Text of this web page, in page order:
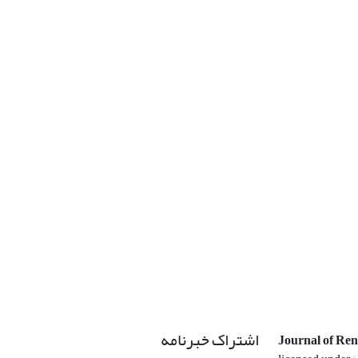
Journal of اشتراک خبرنامه